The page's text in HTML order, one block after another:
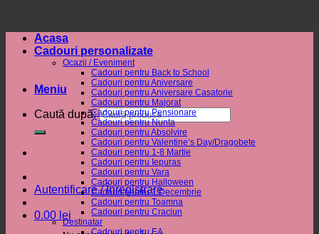
Meniu
Caută după:
Autentificare / Înregistrare
0.00 lei
Acasa
Cadouri personalizate
Ocazii / Eveniment
Cadouri pentru Back to School
Cadouri pentru Aniversare
Cadouri pentru Aniversare Casatorie
Cadouri pentru Majorat
Cadouri pentru Pensionare
Cadouri pentru Nunta
Cadouri pentru Absolvire
Cadouri pentru Valentine’s Day/Dragobete
Cadouri pentru 1-8 Martie
Cadouri pentru Iepuras
Cadouri pentru Vara
Cadouri pentru Halloween
Cadouri pentru 1 Decembrie
Cadouri pentru Toamna
Cadouri pentru Craciun
Destinatar